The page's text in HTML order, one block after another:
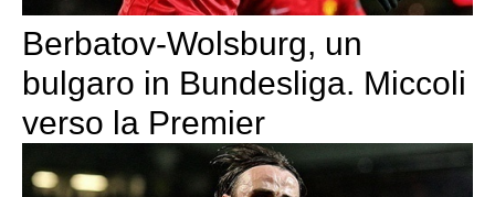
Berbatov-Wolsburg, un
bulgaro in Bundesliga. Miccoli
verso la Premier